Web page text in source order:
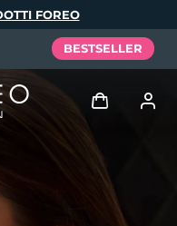
FOREO
BESTSELLER
Accedi
Profilo utente